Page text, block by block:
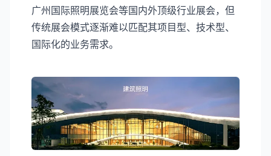
广州国际照明展览会等国内外顶级行业展会，但
传统展会模式逐渐难以匹配其项目型、技术型、
国际化的业务需求。